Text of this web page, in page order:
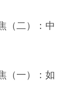
持续发展的良好商
家最具影响力的
（二）：中
（一）：如